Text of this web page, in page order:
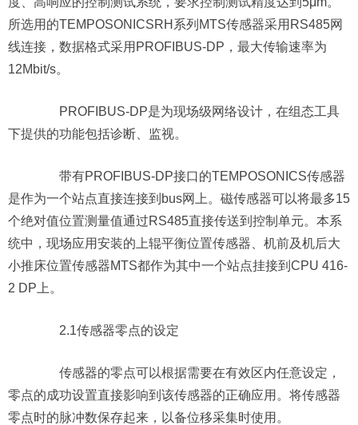
所选用的TEMPOSONICSRH系列MTS传感器采用RS485网
线连接，数据格式采用PROFIBUS-DP，最大传输速率为
12Mbit/s。
PROFIBUS-DP是为现场级网络设计，在组态工具
下提供的功能包括诊断、监视。
带有PROFIBUS-DP接口的TEMPOSONICS传感器
是作为一个站点直接连接到bus网上。磁传感器可以将最多15
个绝对值位置测量值通过RS485直接传送到控制单元。本系
统中，现场应用安装的上辊平衡位置传感器、机前及机后大
小推床位置传感器MTS都作为其中一个站点挂接到CPU 416-
2 DP上。
2.1传感器零点的设定
传感器的零点可以根据需要在有效区内任意设定，
零点的成功设置直接影响到该传感器的正确应用。将传感器
零点时的脉冲数保存起来，以备位移采集时使用。